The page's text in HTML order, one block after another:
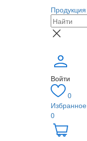
Продукция
Войти
0
Избранное
0